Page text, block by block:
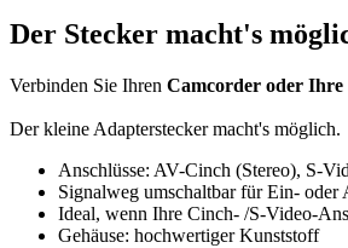
Der Stecker macht's
Verbinden Sie Ihren Camcorder oder Ihre
Der kleine Adapterstecker macht's möglich.
Anschlüsse: AV-Cinch (Stereo), S-
Signalweg umschaltbar für Ein- oder
Ideal, wenn Ihre Cinch- /S-Video-
Gehäuse: hochwertiger Kunststoff